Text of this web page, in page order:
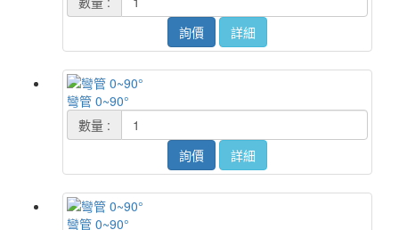
詢價
詳細
彎管 0~90°
數量 :
詢價
詳細
彎管 0~90°